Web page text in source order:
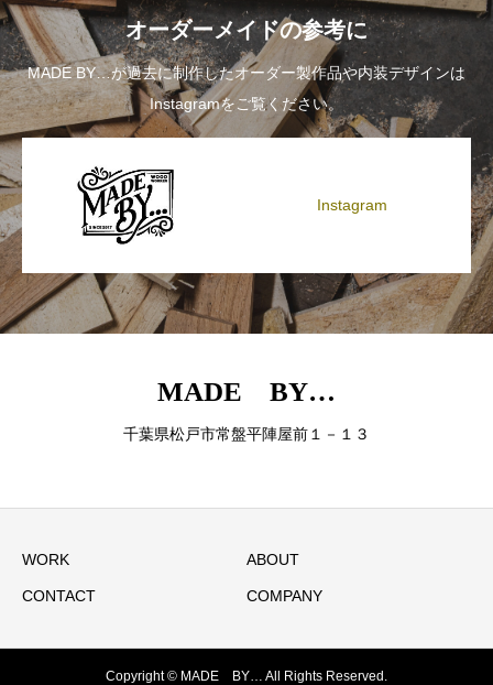
オーダーメイドの参考に
MADE BY…が過去に制作したオーダー製作品や内装デザインは
Instagramをご覧ください。
Instagram
MADE BY…
千葉県松戸市常盤平陣屋前１－１３
WORK ABOUT
CONTACT COMPANY
Copyright © MADE BY… All Rights Reserved.